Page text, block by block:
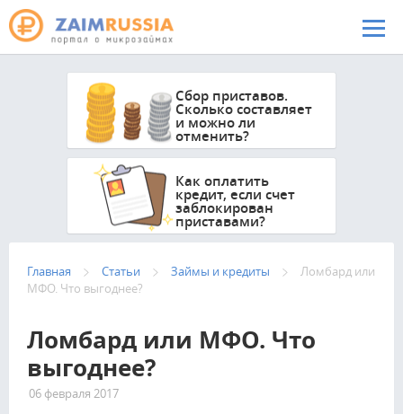
Перейти к основному содержанию
Сбор приставов.
Сколько составляет
и можно ли
отменить?
Как оплатить
кредит, если счет
заблокирован
приставами?
Главная Статьи Займы и кредиты
Ломбард или
МФО. Что выгоднее?
Ломбард или МФО. Что
выгоднее?
06 февраля 2017